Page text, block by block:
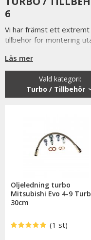
6
Vi har främst ett
tillbehör för montering
Men vi har även tagir
Är det något som du
Läs mer
Vald kategori:
Turbo / Tillbehör
Oljeledning turbo
Mitsubishi Evo 4-9
30cm
(1 st)